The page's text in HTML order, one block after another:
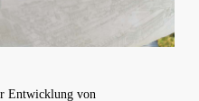
Entwicklung von